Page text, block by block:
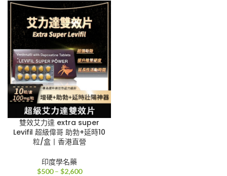
雙效艾力達 extra super
Levifil 超級偉哥 助勃+延時10
粒/盒丨香港直營
印度學名藥
$500 – $2,600價